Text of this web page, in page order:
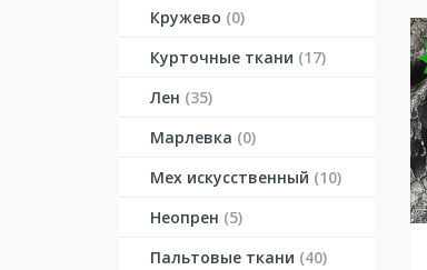
Кружево (0)
Курточные ткани (17)
Лен (35)
Марлевка (0)
Мех искусственный (10)
Неопрен (5)
Пальтовые ткани (40)